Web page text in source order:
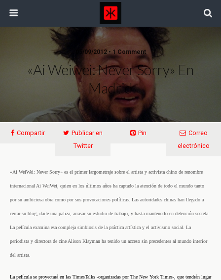
05/09/2012 • 1 Comment
«Ai Weiwei: Never Sorry» En
Madrid
Compartir
Publicar en
Twitter
Pin
Correo
electrónico
«Ai WeiWei: Never Sorry» es el primer largometraje sobre el artista y activista chino de renombre
internacional Ai WeiWei, quien en los últimos años ha captado la atención de todo el mundo tanto
por su ambiciosa obra como por sus provocaciones políticas. Las autoridades chinas han llegado a
cerrar su blog, darle una paliza, arrasar su estudio de trabajo, y hasta mantenerlo en detención secreta.
La película examina esa compleja simbiosis de la práctica artística y el activismo social. La
periodista y directora de cine Alison Klayman ha tenido un acceso sin precedentes al mundo interior
del artista.
La película se proyectará en las TimesTalks -organizadas por The New York Times-, que tendrán lugar